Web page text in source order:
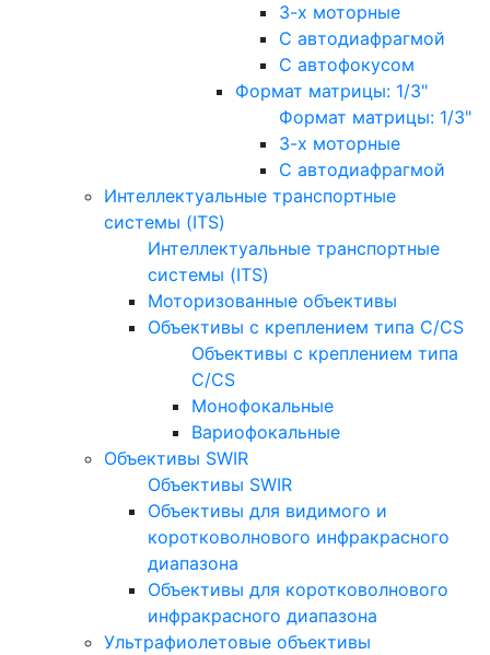
3-х моторные
С автодиафрагмой
С автофокусом
Формат матрицы: 1/3"
Формат матрицы: 1/3"
3-х моторные
С автодиафрагмой
Интеллектуальные транспортные
системы (ITS)
Интеллектуальные транспортные
системы (ITS)
Моторизованные объективы
Объективы с креплением типа C/CS
Объективы с креплением типа
C/CS
Монофокальные
Вариофокальные
Объективы SWIR
Объективы SWIR
Объективы для видимого и
коротковолнового инфракрасного
диапазона
Объективы для коротковолнового
инфракрасного диапазона
Ультрафиолетовые объективы